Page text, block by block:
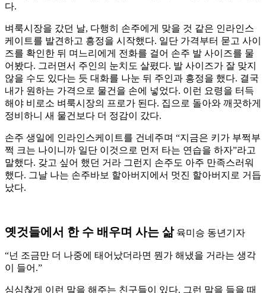
다.
벼룩시장을 갔던 날, 다행히 손주에게 맞을 것 같은 인라인스
케이트를 발견하고 흥정을 시작했다. 일단 가격부터 묻고 사이
즈를 확인한 뒤 며느리에게 전화를 걸어 손주 발 사이즈를 물
어봤다. 그러면서 주인의 눈치도 살폈다. 발 사이즈가 잘 맞지
않을 수도 있다는 듯 대화를 나눈 뒤 주인과 흥정을 했다. 결국
내가 원하는 가격으로 물건을 손에 넣었다. 이런 요령을 터득
해야 비로소 벼룩시장의 프로가 된다. 집으로 돌아와 깨끗하게
정비하니 새 물건보다 더 정감이 갔다.
손주 생일에 인라인스케이트를 건네주며 “지금은 키가 부쩍부
쩍 크는 나이니까 일단 이것으로 먼저 타는 연습을 하자”라고
말했다. 갖고 싶어 했던 거라 그런지 손주도 아주 만족스러워
했다. 그날 나는 손주바보 할아버지에서 멋진 할아버지로 거듭
났다.
옛것들에서 한 수 배우며 사는 삶육미승 동년기자
“넌 조금만 더 나중에 태어났더라면 뭔가 해냈을 거라는 생각
이 들어.”
심심찮게 이런 말을 해주는 친구들이 있다. 그런 말을 들을 때